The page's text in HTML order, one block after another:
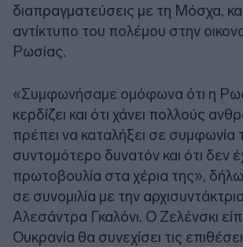
διαπραγματεύσεις με τη Μόσχα,
αντίκτυπο του πολέμου στην
Ρωσίας.
«Συμφωνήσαμε ομόφωνα ότι η
κερδίζει και ότι χάνει πολλούς
πρέπει να καταλήξει σε συμφωνία
συντομότερο δυνατόν και ότι δεν
πρωτοβουλία στα χέρια της»,
σε συνομιλία με την
Αλεσάντρα Γκαλόνι. Ο Ζελένσκι
Ουκρανία θα συνεχίσει τις